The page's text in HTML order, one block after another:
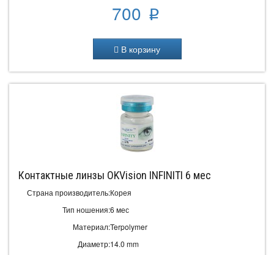
700 p
В корзину
Контактные линзы OKVision INFINITI 6 мес
Страна производитель:
Тип ношения:
Материал:
Корея
6 мес
Terpolymer
Диаметр:14.0 mm